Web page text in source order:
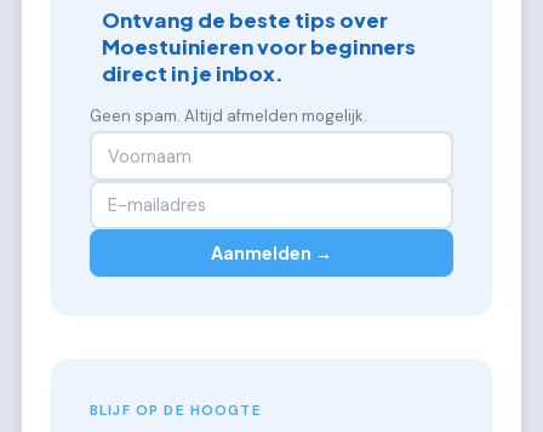
Ontvang de beste tips over
Moestuinieren voor beginners
direct in je inbox.
Geen spam. Altijd afmelden mogelijk.
Aanmelden →
BLIJF OP DE HOOGTE